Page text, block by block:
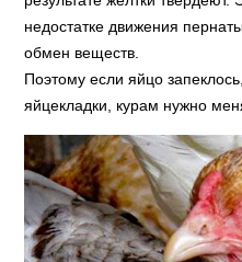
недостатке движения
обмен веществ.
Поэтому если яйцо
яйцекладки, курам нужно